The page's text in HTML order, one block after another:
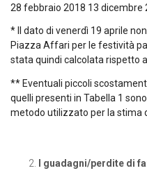
28 febbraio 2018 13 dicembre
* Il dato di venerdì 19 aprile
Piazza Affari per le festività
stata quindi calcolata rispetto
** Eventuali piccoli
quelli presenti in Tabella 1
metodo utilizzato per la stima
I guadagni/perdite di